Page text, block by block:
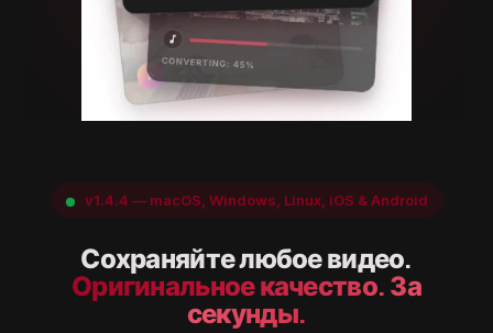
v1.4.4 — macOS, Windows, Linux, iOS & Android
Сохраняйте любое видео.
Оригинальное качество. За
секунды.